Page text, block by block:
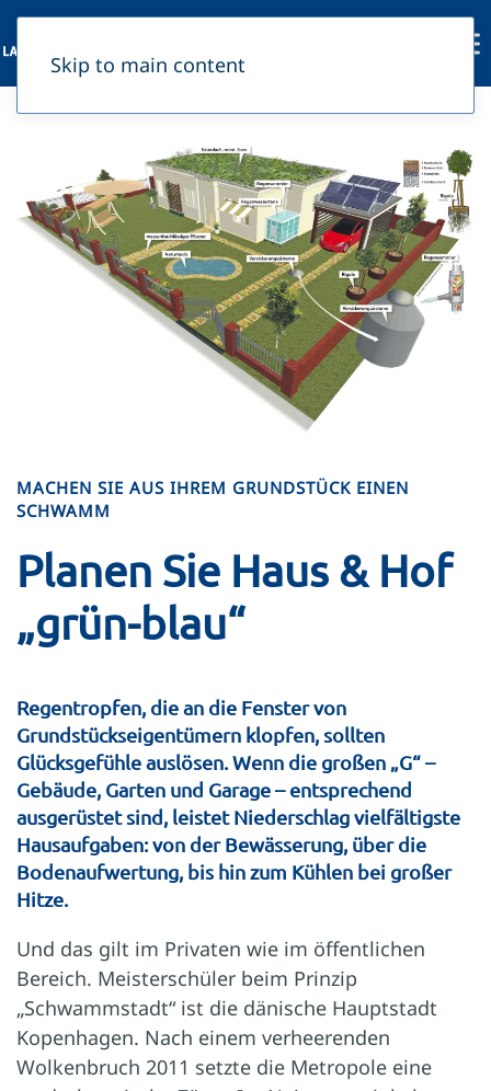
Skip to main content
MACHEN SIE AUS IHREM GRUNDSTÜCK EINEN
SCHWAMM
Planen Sie Haus & Hof
„grün-blau“
Regentropfen, die an die Fenster von
Grundstückseigentümern klopfen, sollten
Glücksgefühle auslösen. Wenn die großen „G“ –
Gebäude, Garten und Garage – entsprechend
ausgerüstet sind, leistet Niederschlag vielfältigste
Hausaufgaben: von der Bewässerung, über die
Bodenaufwertung, bis hin zum Kühlen bei großer
Hitze.
Und das gilt im Privaten wie im öffentlichen
Bereich. Meisterschüler beim Prinzip
„Schwammstadt“ ist die dänische Hauptstadt
Kopenhagen. Nach einem verheerenden
Wolkenbruch 2011 setzte die Metropole eine